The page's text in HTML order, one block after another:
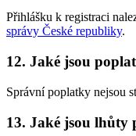
Přihlášku k registraci
správy České republiky.
12. Jaké jsou
Správní poplatky nejsou
13. Jaké jsou lhůty